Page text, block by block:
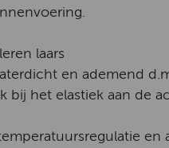
laars
en ademend
bij het elastiek aan de
en